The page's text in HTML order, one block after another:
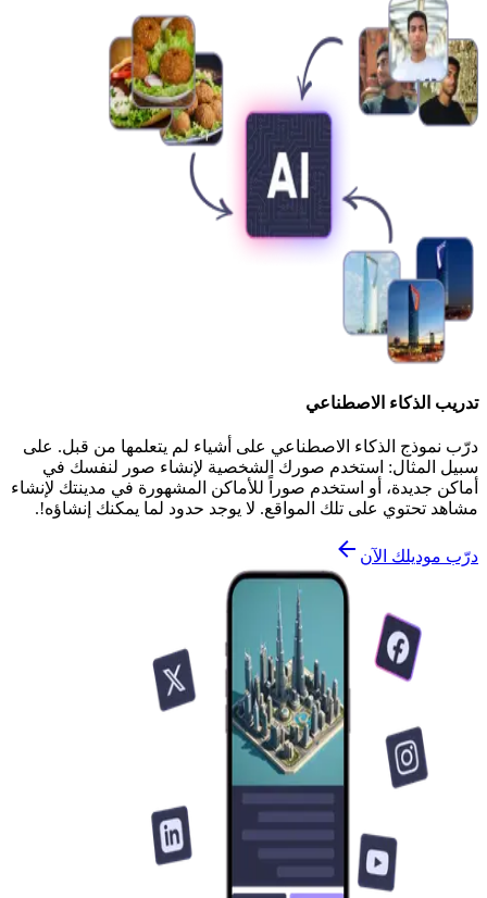
تدريب الذكاء الاصطناعي
درّب نموذج الذكاء الاصطناعي على أشياء لم يتعلمها من قبل. على
سبيل المثال: استخدم صورك الشخصية لإنشاء صور لنفسك في
أماكن جديدة، أو استخدم صوراً للأماكن المشهورة في مدينتك لإنشاء
مشاهد تحتوي على تلك المواقع. لا يوجد حدود لما يمكنك إنشاؤه!.
درّب موديلك الآن